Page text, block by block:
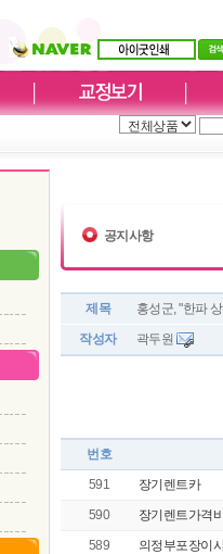
공지사항
제목
홍성군, "한파
작성자
곽두원
번호
591
장기렌트카
590
장기렌트가격
589
의정부포장이